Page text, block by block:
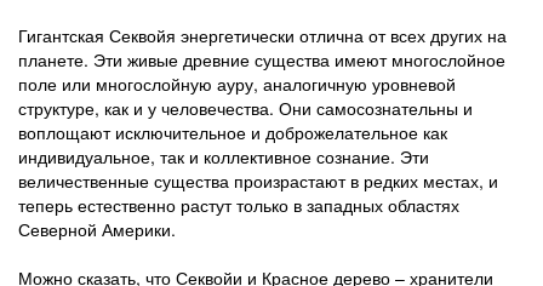
Гигантская Секвойя энергетически отлична от всех других на
планете. Эти живые древние существа имеют многослойное
поле или многослойную ауру, аналогичную уровневой
структуре, как и у человечества. Они самосознательны и
воплощают исключительное и доброжелательное как
индивидуальное, так и коллективное сознание. Эти
величественные существа произрастают в редких местах, и
теперь естественно растут только в западных областях
Северной Америки.
Можно сказать, что Секвойи и Красное дерево – хранители